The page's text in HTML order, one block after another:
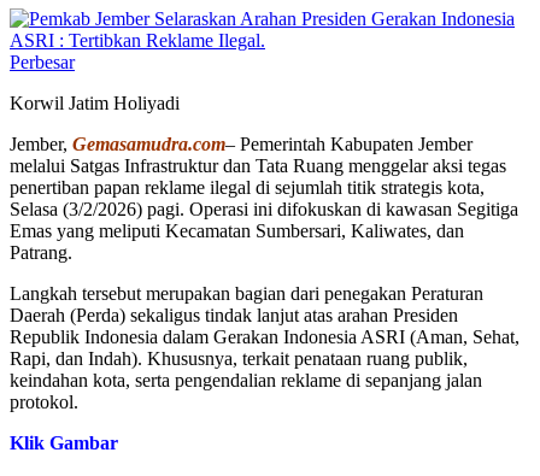
Perbesar
Korwil Jatim Holiyadi
Jember, Gemasamudra.com– Pemerintah Kabupaten Jember
melalui Satgas Infrastruktur dan Tata Ruang menggelar aksi tegas
penertiban papan reklame ilegal di sejumlah titik strategis kota,
Selasa (3/2/2026) pagi. Operasi ini difokuskan di kawasan Segitiga
Emas yang meliputi Kecamatan Sumbersari, Kaliwates, dan
Patrang.
Langkah tersebut merupakan bagian dari penegakan Peraturan
Daerah (Perda) sekaligus tindak lanjut atas arahan Presiden
Republik Indonesia dalam Gerakan Indonesia ASRI (Aman, Sehat,
Rapi, dan Indah). Khususnya, terkait penataan ruang publik,
keindahan kota, serta pengendalian reklame di sepanjang jalan
protokol.
Klik Gambar